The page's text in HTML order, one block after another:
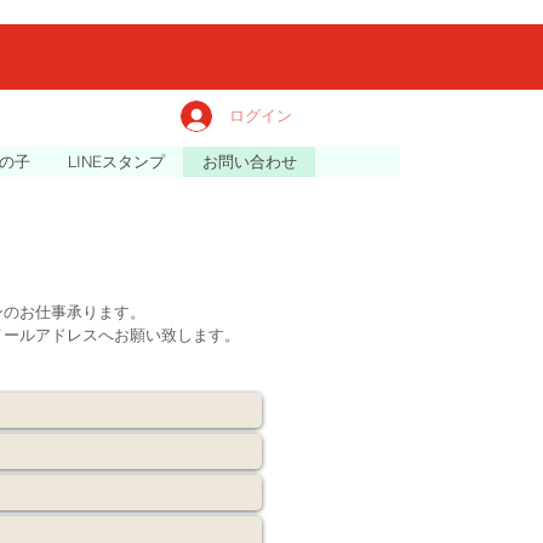
ログイン
子 LINEスタンプ お問い合わせ
お仕事承ります。
ルアドレスへお願い致します。